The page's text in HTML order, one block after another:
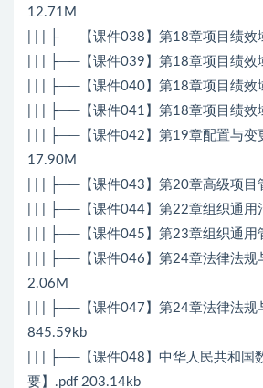
12.71M
| | | ├──【课件038】第18章项目绩
| | | ├──【课件039】第18章项目绩
| | | ├──【课件040】第18章项目绩
| | | ├──【课件041】第18章项目绩
| | | ├──【课件042】第19章配置与变
17.90M
| | | ├──【课件043】第20章高级项目
| | | ├──【课件044】第22章组织通用
| | | ├──【课件045】第23章组织通用
| | | ├──【课件046】第24章法律法规
2.06M
| | | ├──【课件047】第24章法律法规
845.59kb
| | | ├──【课件048】中华人民共和国
要】.pdf 203.14kb